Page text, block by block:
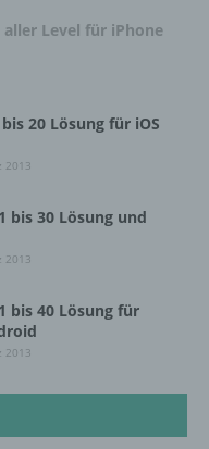
aller Level für iPhone
20 Lösung für iOS
2013
bis 30 Lösung und
2013
bis 40 Lösung für
2013
Person beziehen,
um Aspekte
wirtschaftlicher
Vorlieben,
Verhalten,
dieser
oder
Verarbeitung
in einer Weise,
Daten
einer spezifischen
werden